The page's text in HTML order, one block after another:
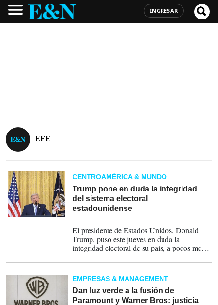
INGRESAR
EFE
CENTROAMÉRICA & MUNDO
Trump pone en duda la integridad
del sistema electoral
estadounidense
El presidente de Estados Unidos, Donald
Trump, puso este jueves en duda la
integridad electoral de su país, a pocos meses
durante un mensaje a la nación a China de
interferencias desde 2020.
EMPRESAS & MANAGEMENT
Dan luz verde a la fusión de
Paramount y Warner Bros: justicia